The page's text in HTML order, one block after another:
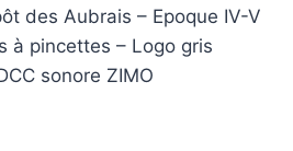
des Aubrais – Epoque IV-V
à pincettes – Logo gris
sonore ZIMO